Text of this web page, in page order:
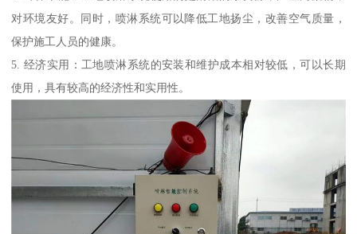
对环境友好。同时，喷淋系统可以降低工地扬尘，改善空气质量，
保护施工人员的健康。
5. 经济实用：工地喷淋系统的安装和维护成本相对较低，可以长期
使用，具有较高的经济性和实用性。